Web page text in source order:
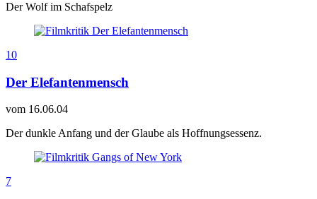
Der Wolf im Schafspelz
10
Der Elefantenmensch
vom 16.06.04
Der dunkle Anfang und der Glaube als Hoffnungsessenz.
7